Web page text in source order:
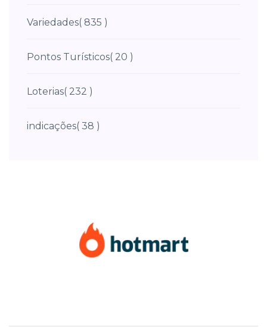
Variedades( 835 )
Pontos Turísticos( 20 )
Loterias( 232 )
indicações( 38 )